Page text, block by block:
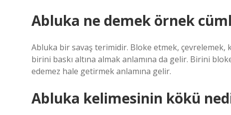
Abluka ne demek örnek
Abluka bir savaş terimidir. Bloke etmek, çevrelemek,
birini baskı altına almak anlamına da gelir. Birini
edemez hale getirmek anlamına gelir.
Abluka kelimesinin kökü